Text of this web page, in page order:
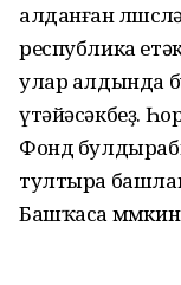
алданған
республика
улар алдында
үтәйәсәкбеҙ.
Фонд
тултыра
Башҡаса мөмкин